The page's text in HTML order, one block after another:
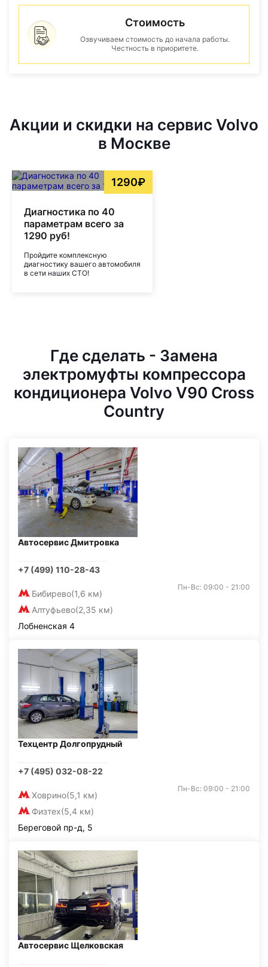
Стоимость
Озвучиваем стоимость до начала работы.
Честность в приоритете.
Акции и скидки на сервис Volvo
в Москве
1290₽
Диагностика по 40
параметрам всего за
1290 руб!
Пройдите комплексную
диагностику вашего автомобиля
в сети наших СТО!
Где сделать - Замена
электромуфты компрессора
кондиционера Volvo V90 Cross
Country
Автосервис Дмитровка
+7 (499) 110-28-43
Бибирево(1,6 км)
Алтуфьево(2,35 км)
Пн-Вс: 09:00 - 21:00
Лобненская 4
Техцентр Долгопрудный
+7 (495) 032-08-22
Ховрино(5,1 км)
Физтех(5,4 км)
Пн-Вс: 09:00 - 21:00
Береговой пр-д, 5
Автосервис Щелковская